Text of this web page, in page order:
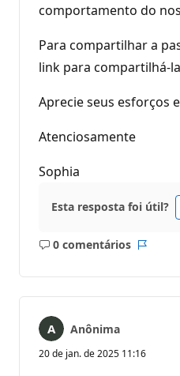
comportamento do
Para compartilhar a
link para compartilhá-
Aprecie seus esforços
Atenciosamente
Sophia
Esta resposta foi útil?
0 comentários
Sem
Anônima
20 de jan. de 2025 11:16